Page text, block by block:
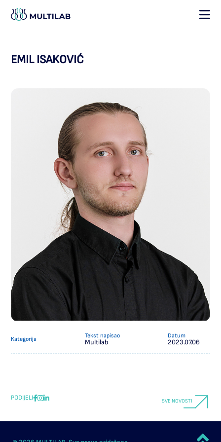
POČETNA
SEKTORI I USLUGE
NOVOSTI
GALERIJA
KONTAKT
MULTILAB WEB SHOP
EMIL ISAKOVIĆ
Kategorija Tekst napisao
Multilab
Datum
2023.07.06
PODIJELI SVE NOVOSTI